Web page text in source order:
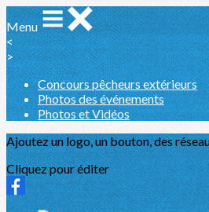
Menu
<
>
Concours pêcheurs extérieurs
Photos des événements
Photos et Vidéos
Ajoutez un logo, un bouton, des
Cliquez pour éditer